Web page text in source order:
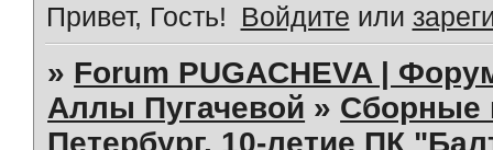
Привет, Гость! Войдите или
» Forum PUGACHEVA |
Аллы Пугачевой » Сборные
Петербург. 10-летие ПК